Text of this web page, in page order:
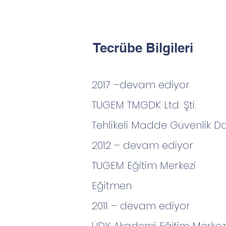
Tecrübe Bilgileri
2017 –devam ediyor
TUGEM TMGDK Ltd. Şti.
Tehlikeli Madde Güvenlik
2012 – devam ediyor
TUGEM Eğitim Merkezi
Eğitmen
​2011 – devam ediyor